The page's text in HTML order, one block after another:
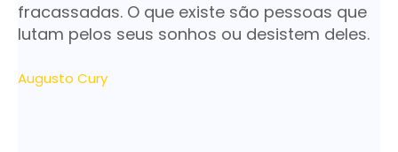
fracassadas. O que existe são pessoas que
lutam pelos seus sonhos ou desistem deles.
Augusto Cury